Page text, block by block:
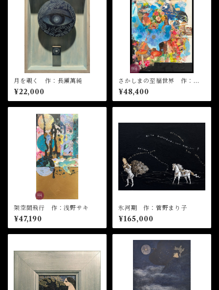
月を覗く 作：長瀬萬純
¥22,000
さかしまの至福世界 作：浅
野サキ
¥48,400
架空間飛行 作：浅野サキ
¥47,190
氷河期 作：菅野まり子
¥165,000